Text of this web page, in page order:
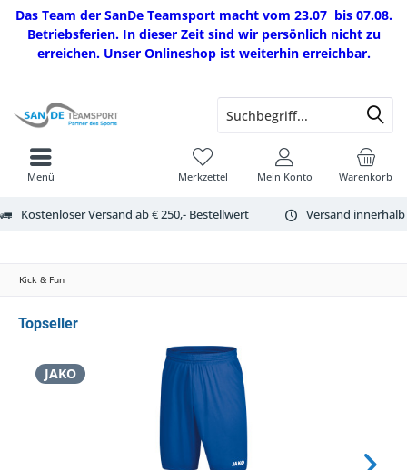
Das Team der SanDe Teamsport macht vom 23.07 bis 07.08.
Betriebsferien. In dieser Zeit sind wir persönlich nicht zu
erreichen. Unser Onlineshop ist weiterhin erreichbar.
Kostenloser Versand ab € 250,- Bestellwert Versand
Warenkorb
Merkzettel Mein Konto
Menü
Kick & Fun
Topseller
JAKO